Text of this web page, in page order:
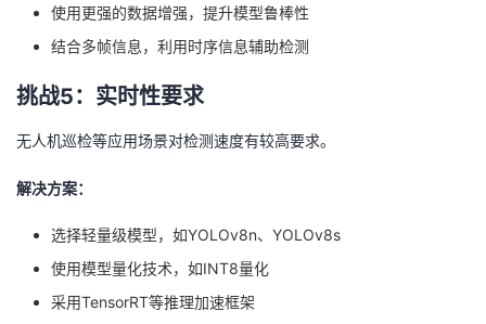
使用更强的数据增强，提升模型鲁棒性
结合多帧信息，利用时序信息辅助检测
挑战5：实时性要求
无人机巡检等应用场景对检测速度有较高要求。
解决方案：
选择轻量级模型，如YOLOv8n、YOLOv8s
使用模型量化技术，如INT8量化
采用TensorRT等推理加速框架